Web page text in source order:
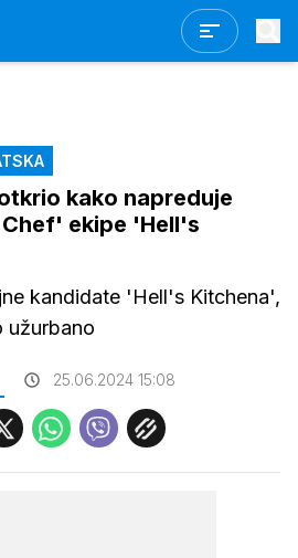
kako napreduje
ekipe 'Hell's
kandidate 'Hell's Kitchena',
užurbano
25.06.2024 15:08